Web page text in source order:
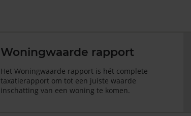
Woningwaarde rapport
Het Woningwaarde rapport is hét complete
taxatierapport om tot een juiste waarde
inschatting van een woning te komen.